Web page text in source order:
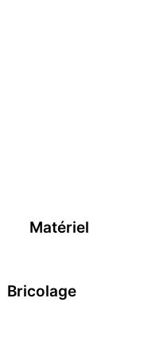
Matériel
Bricolage